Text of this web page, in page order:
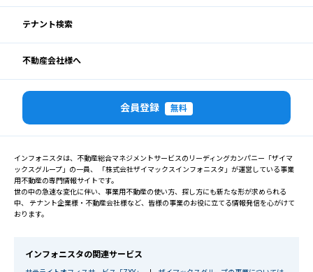
テナント検索
不動産会社様へ
会員登録 無料
インフォニスタは、不動産総合マネジメントサービスのリーディングカンパニー「ザイマ
ックスグループ」の一員、 「株式会社ザイマックスインフォニスタ」が運営している事業
用不動産の専門情報サイトです。
世の中の急速な変化に伴い、事業用不動産の使い方、探し方にも新たな形が求められる
中、 テナント企業様・不動産会社様など、皆様の事業のお役に立てる情報発信を心がけて
おります。
インフォニスタの関連サービス